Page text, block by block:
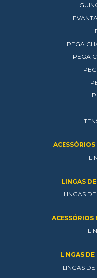
PEGA
PEGA
ACESSÓRIOS
LINGAS
LINGAS
ACESSÓRIOS
LINGAS DE
LINGAS DE